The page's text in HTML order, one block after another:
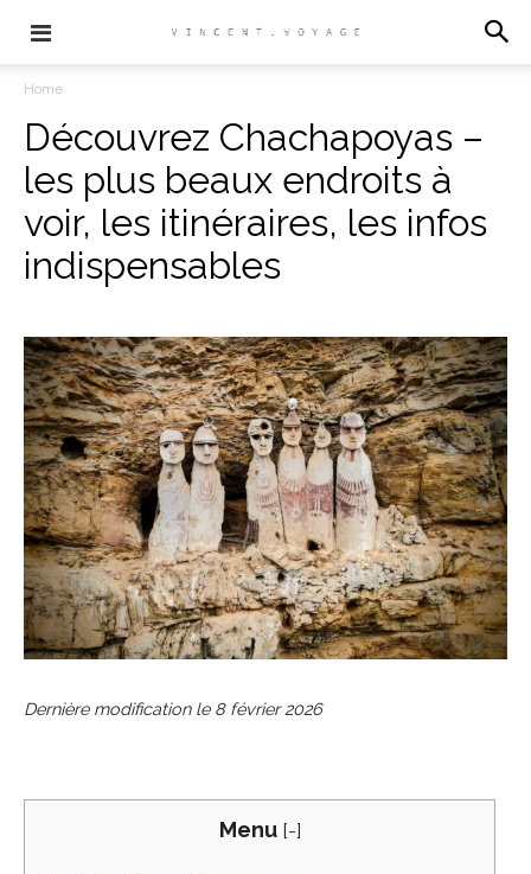
Home
Découvrez Chachapoyas –
les plus beaux endroits à
voir, les itinéraires, les infos
indispensables
Dernière modification le 8 février 2026
Menu [-]